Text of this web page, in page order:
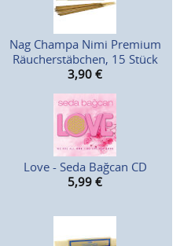
Nag Champa Nimi Premium
Räucherstäbchen, 15 Stück
3,90 €
Love - Seda Bağcan CD
5,99 €